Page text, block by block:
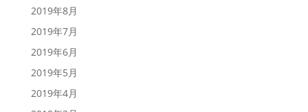
2019年8月
2019年7月
2019年6月
2019年5月
2019年4月